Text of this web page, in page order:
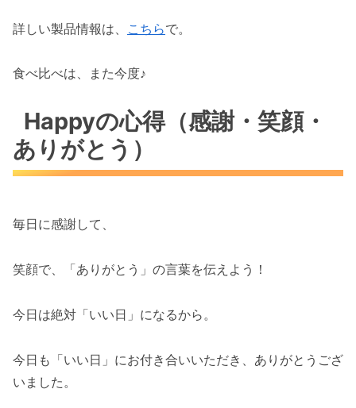
詳しい製品情報は、 こちらで。
食べ比べは、また今度♪
Happyの心得（感謝・笑顔・
ありがとう）
毎日に感謝して、
笑顔で、「ありがとう」の言葉を伝えよう！
今日は絶対「いい日」になるから。
今日も「いい日」にお付き合いいただき、ありがとうござ
いました。